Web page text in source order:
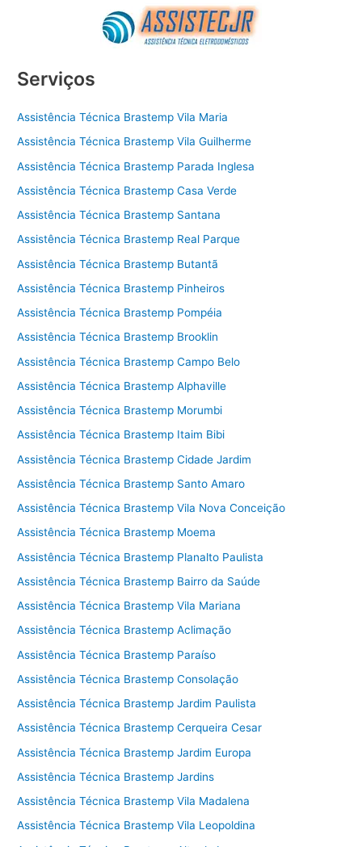
Serviços
Assistência Técnica Brastemp Vila Maria
Assistência Técnica Brastemp Vila Guilherme
Assistência Técnica Brastemp Parada Inglesa
Assistência Técnica Brastemp Casa Verde
Assistência Técnica Brastemp Santana
Assistência Técnica Brastemp Real Parque
Assistência Técnica Brastemp Butantã
Assistência Técnica Brastemp Pinheiros
Assistência Técnica Brastemp Pompéia
Assistência Técnica Brastemp Brooklin
Assistência Técnica Brastemp Campo Belo
Assistência Técnica Brastemp Alphaville
Assistência Técnica Brastemp Morumbi
Assistência Técnica Brastemp Itaim Bibi
Assistência Técnica Brastemp Cidade Jardim
Assistência Técnica Brastemp Santo Amaro
Assistência Técnica Brastemp Vila Nova Conceição
Assistência Técnica Brastemp Moema
Assistência Técnica Brastemp Planalto Paulista
Assistência Técnica Brastemp Bairro da Saúde
Assistência Técnica Brastemp Vila Mariana
Assistência Técnica Brastemp Aclimação
Assistência Técnica Brastemp Paraíso
Assistência Técnica Brastemp Consolação
Assistência Técnica Brastemp Jardim Paulista
Assistência Técnica Brastemp Cerqueira Cesar
Assistência Técnica Brastemp Jardim Europa
Assistência Técnica Brastemp Jardins
Assistência Técnica Brastemp Vila Madalena
Assistência Técnica Brastemp Vila Leopoldina